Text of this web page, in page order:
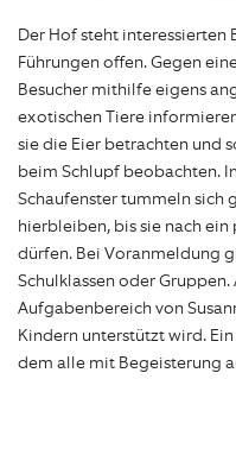
Der Hof steht interessierten
Führungen offen. Gegen
Besucher mithilfe eigens
exotischen Tiere
sie die Eier betrachten und
beim Schlupf beobachten.
Schaufenster tummeln sich
hierbleiben, bis sie nach
dürfen. Bei Voranmeldung
Schulklassen oder
Aufgabenbereich von
Kindern unterstützt wird.
dem alle mit Begeisterung